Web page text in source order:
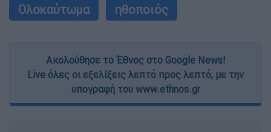
Ολοκαύτωμα
ηθοποιός
Ακολούθησε το Έθνος στο Google News!
Live όλες οι εξελίξεις λεπτό προς λεπτό, με την
υπογραφή του www.ethnos.gr